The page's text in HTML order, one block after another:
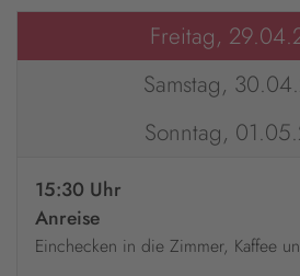
Freitag,
Samstag,
Sonntag,
15:30 Uhr
Anreise
Einchecken in die Zimmer, Kaffee